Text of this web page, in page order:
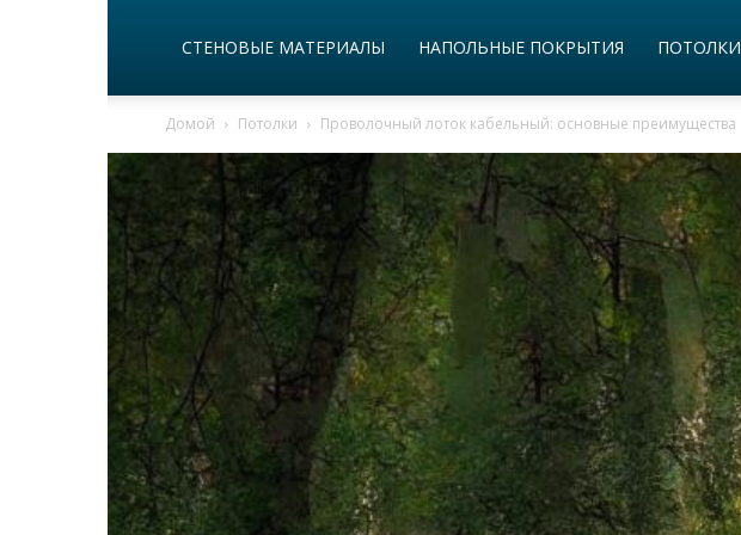
СТЕНОВЫЕ МАТЕРИАЛЫ НАПОЛЬНЫЕ ПОКРЫТИЯ ПОТОЛКИ
Домой Потолки Проволочный лоток кабельный: основные преимущества